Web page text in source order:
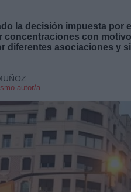
la decisión impuesta por
concentraciones con
diferentes asociaciones y
autor/a